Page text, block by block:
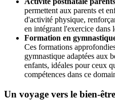
permettent aux parents et
d'activité physique,
en intégrant l'exercice dans
Formation en
Ces formations
gymnastique adaptées aux
enfants, idéales pour ceux
compétences dans ce
Un voyage vers le bien-